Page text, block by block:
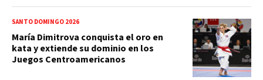
SANTO DOMINGO 2026
María Dimitrova conquista el oro en
kata y extiende su dominio en los
Juegos Centroamericanos